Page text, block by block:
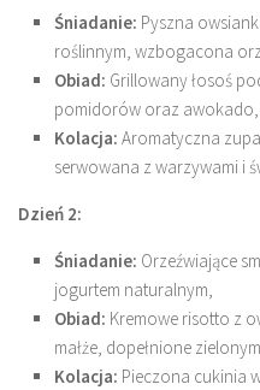
Śniadanie: Pyszna
roślinnym, wzbogacona
Obiad: Grillowany łosoś
pomidorów oraz awokado,
Kolacja: Aromatyczna
serwowana z warzywami i
Dzień 2:
Śniadanie: Orzeźwiające
jogurtem naturalnym,
Obiad: Kremowe risotto z
małże, dopełnione
Kolacja: Pieczona cukinia